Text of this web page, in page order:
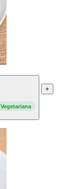
Vegetariana
+